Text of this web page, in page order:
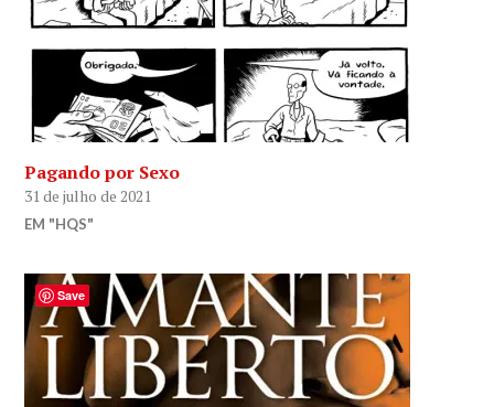
Pagando por Sexo
31 de julho de 2021
EM "HQS"
Save